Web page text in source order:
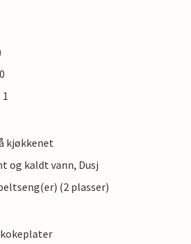
kjøkkenet
og kaldt vann, Dusj
(2 plasser)